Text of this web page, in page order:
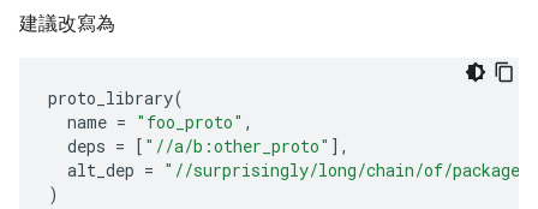
建議改寫為
proto_library(
name = "foo_proto" ,
deps = [ "//a/b:other_proto" ],
alt_dep = "//surprisingly/long/chain/of/package/
)